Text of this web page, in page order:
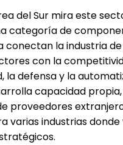
del Sur mira este
categoría de
conectan la industria de
con la
la defensa y la
capacidad
proveedores
varias industrias donde